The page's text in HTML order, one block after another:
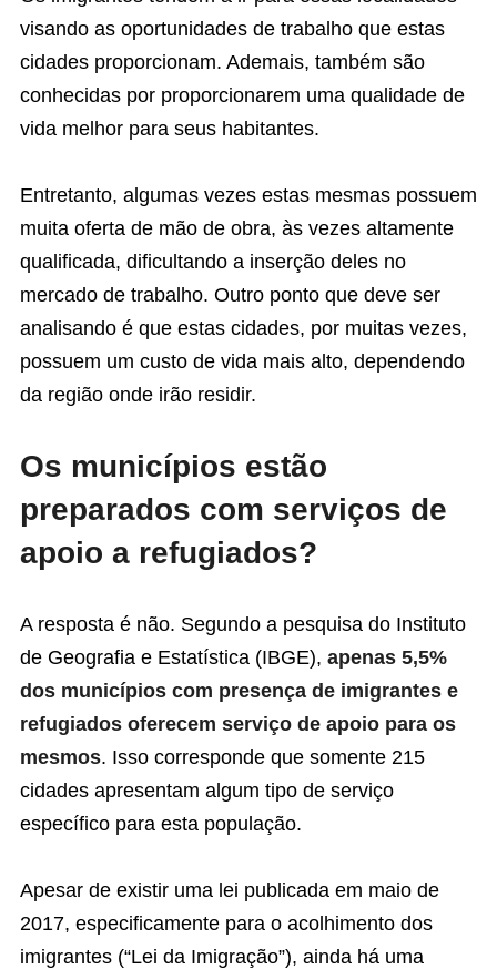
visando as oportunidades de trabalho que estas
cidades proporcionam. Ademais, também são
conhecidas por proporcionarem uma qualidade de
vida melhor para seus habitantes.
Entretanto, algumas vezes estas mesmas possuem
muita oferta de mão de obra, às vezes altamente
qualificada, dificultando a inserção deles no
mercado de trabalho. Outro ponto que deve ser
analisando é que estas cidades, por muitas vezes,
possuem um custo de vida mais alto, dependendo
da região onde irão residir.
Os municípios estão
preparados com serviços de
apoio a refugiados?
A resposta é não. Segundo a pesquisa do Instituto
de Geografia e Estatística (IBGE), apenas 5,5%
dos municípios com presença de imigrantes e
refugiados oferecem serviço de apoio para os
mesmos. Isso corresponde que somente 215
cidades apresentam algum tipo de serviço
específico para esta população.
Apesar de existir uma lei publicada em maio de
2017, especificamente para o acolhimento dos
imigrantes (“Lei da Imigração”), ainda há uma